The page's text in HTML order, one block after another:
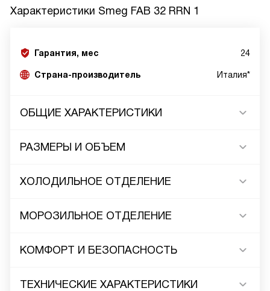
Характеристики Smeg FAB 32 RRN 1
Гарантия, мес 24
Страна-производитель Италия*
ОБЩИЕ ХАРАКТЕРИСТИКИ
РАЗМЕРЫ И ОБЪЕМ
ХОЛОДИЛЬНОЕ ОТДЕЛЕНИЕ
МОРОЗИЛЬНОЕ ОТДЕЛЕНИЕ
КОМФОРТ И БЕЗОПАСНОСТЬ
ТЕХНИЧЕСКИЕ ХАРАКТЕРИСТИКИ